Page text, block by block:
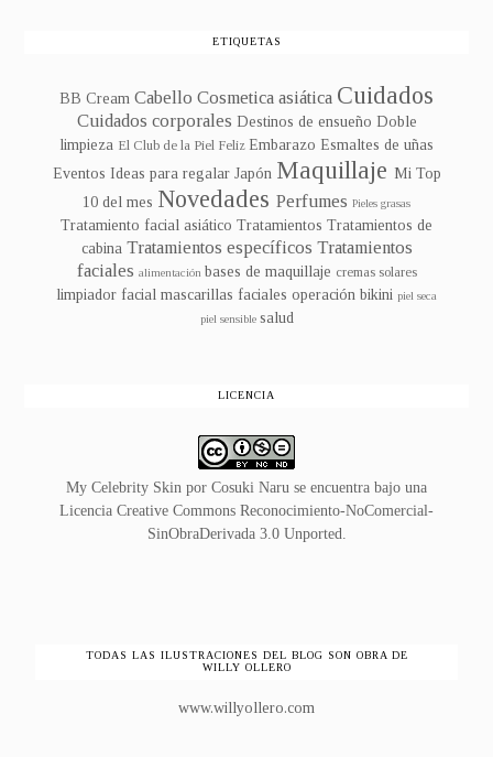
ETIQUETAS
BB Cream Cabello Cosmetica asiática Cuidados
Cuidados corporales Destinos de ensueño Doble
limpieza El Club de la Piel Feliz Embarazo Esmaltes de uñas
Eventos Ideas para regalar Japón Maquillaje Mi Top
10 del mes Novedades Perfumes Pieles grasas
Tratamiento facial asiático Tratamientos Tratamientos de
cabina Tratamientos específicos Tratamientos
faciales alimentación bases de maquillaje cremas solares
limpiador facial mascarillas faciales operación bikini piel seca
piel sensible salud
LICENCIA
My Celebrity Skin por Cosuki Naru se encuentra bajo una
Licencia Creative Commons Reconocimiento-NoComercial-
SinObraDerivada 3.0 Unported.
TODAS LAS ILUSTRACIONES DEL BLOG SON OBRA DE
WILLY OLLERO
www.willyollero.com